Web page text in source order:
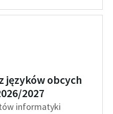
języków obcych
2027
informatyki